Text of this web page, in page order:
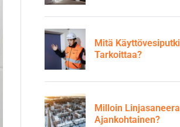
Mitä
Tarkoittaa?
Milloin
Ajankohtainen?